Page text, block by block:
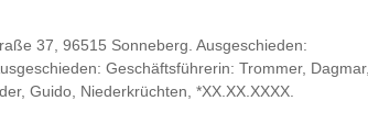
37, 96515 Sonneberg. Ausgeschieden:
Geschäftsführerin: Trommer, Dagmar,
Guido, Niederkrüchten, *XX.XX.XXXX.